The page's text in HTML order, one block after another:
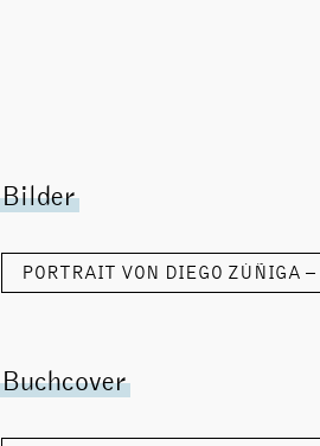
Bilder
PORTRAIT VON DIEGO ZÚÑIGA
Buchcover